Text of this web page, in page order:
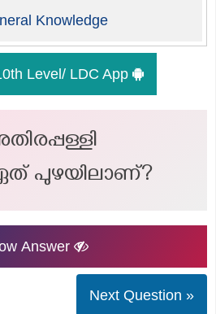
Knowledge
Level/ LDC App
ഏത് പുഴയിലാണ്?
Answer
Next Question »